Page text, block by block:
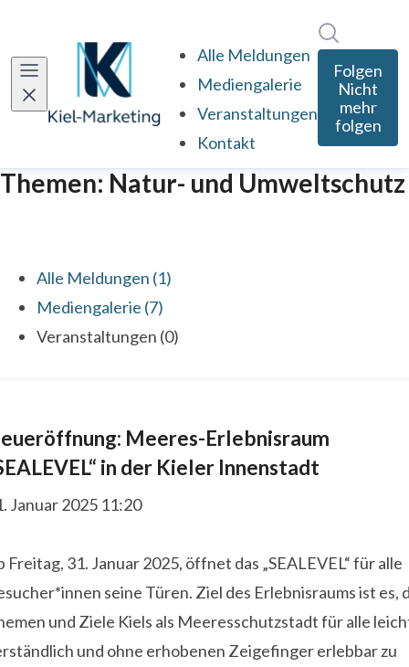
Alle Meldungen
Mediengalerie
Veranstaltungen
Kontakt
Folgen
Nicht
mehr
folgen
Themen: Natur- und Umweltschutz
Alle Meldungen (1)
Mediengalerie (7)
Veranstaltungen (0)
Meeres-Erlebnisraum
in der Kieler Innenstadt
Januar 2025 11:20
Freitag, 31. Januar 2025, öffnet das „SEALEVEL“ für alle
seine Türen. Ziel des Erlebnisraums ist es,
und Ziele Kiels als Meeresschutzstadt für alle
und ohne erhobenen Zeigefinger erlebbar zu